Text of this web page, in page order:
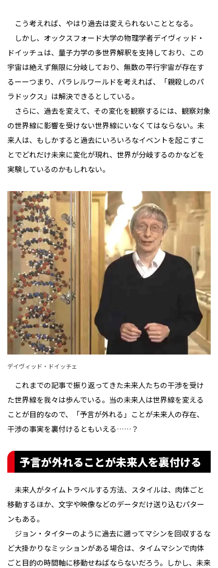
こう考えれば、やはり過去は変えられないこととなる。
しかし、オックスフォード大学の物理学者デイヴィッド・
ドイッチュは、量子力学の多世界解釈を支持しており、この
宇宙は絶えず無限に分岐しており、無数の平行宇宙が存在す
るーーつまり、パラレルワールドを考えれば、「親殺しのパ
ラドックス」は解決できるとしている。
さらに、過去を変えて、その変化を観察するには、観察対象
の世界線に影響を受けない世界線にいなくてはならない。未
来人は、もしかすると過去にいろいろなイベントを起こすこ
とでどれだけ未来に変化が現れ、世界が分岐するのかなどを
実験しているのかもしれない。
デイヴィッド・ドイッチェ
これまでの記事で振り返ってきた未来人たちの干渉を受け
た世界線を我々は歩んでいる。当の未来人は世界線を変える
ことが目的なので、「予言が外れる」ことが未来人の存在、
干渉の事実を裏付けるともいえる……？
予言が外れることが未来人を裏付ける
未来人がタイムトラベルする方法、スタイルは、肉体ごと
移動するほか、文字や映像などのデータだけ送り込むパター
ンもある。
ジョン・タイターのように過去に遡ってマシンを回収するな
ど大掛かりなミッションがある場合は、タイムマシンで肉体
ごと目的の時間軸に移動せねばならないだろう。しかし、未来